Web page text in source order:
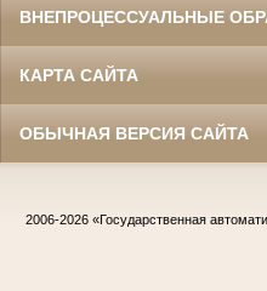
ВНЕПРОЦЕССУАЛЬНЫЕ
КАРТА САЙТА
ОБЫЧНАЯ ВЕРСИЯ САЙТА
2006-2026 «Государственная